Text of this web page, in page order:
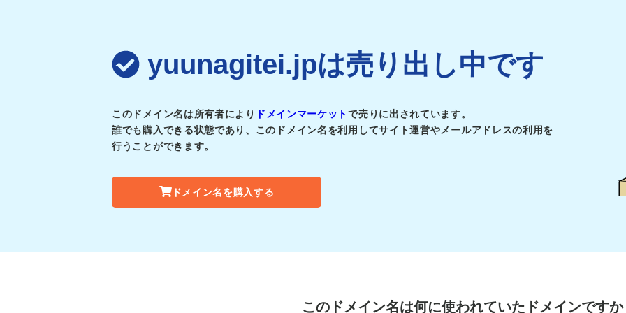
yuunagitei.jpは売り出し中です
このドメイン名は所有者により ドメインマーケットで売りに出されています。
誰でも購入できる状態であり、このドメイン名を利用してサイト運営やメールアドレスの利用を
行うことができます。
ドメイン名を購入する
このドメイン名は何に使われていたドメインですか